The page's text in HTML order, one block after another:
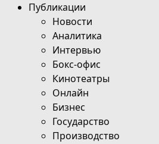
Публикации
Новости
Аналитика
Интервью
Бокс-офис
Кинотеатры
Онлайн
Бизнес
Государство
Производство